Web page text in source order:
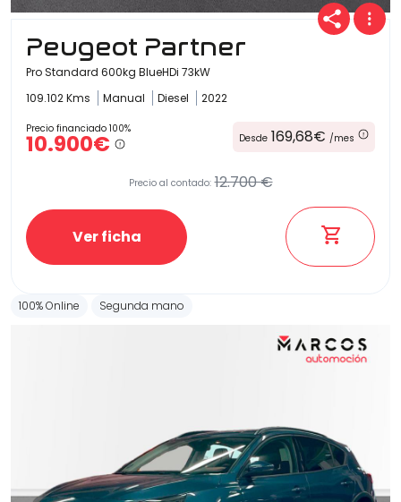
Peugeot Partner
Pro Standard 600kg BlueHDi 73kW
109.102 Kms
Manual Diesel 2022
Precio financiado 100%
10.900€ Desde 169,68€ /mes
Precio al contado: 12.700 €
Ver ficha
100% Online Segunda mano